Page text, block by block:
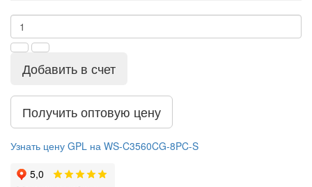
Добавить в счет
Получить оптовую цену
Узнать цену GPL на WS-C3560CG-8PC-S